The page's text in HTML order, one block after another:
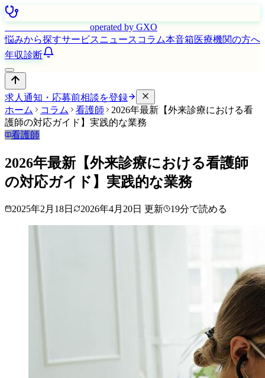
operated by GXO
悩みから探すサービスニュース コラム本音箱医療機関の方へ
年収診断
求人通知・応募前相談を登録
ホーム
コラム 看護師
2026年最新【外来診療における看
護師の対応ガイド】実践的な業務
看護師
2026年最新【外来診療における看護師
の対応ガイド】実践的な業務
2025年2月18日 2026年4月20日 更新 19分で読める